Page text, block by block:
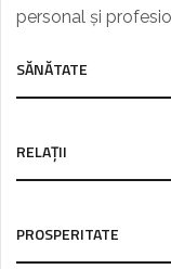
personal și
SĂNĂTATE
RELAȚII
PROSPERITATE